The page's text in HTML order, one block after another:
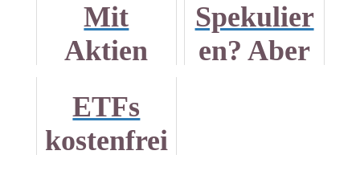
Mit
Aktien
Starterser
ie in 5
Spekulier
en? Aber
ETFs
kostenfrei